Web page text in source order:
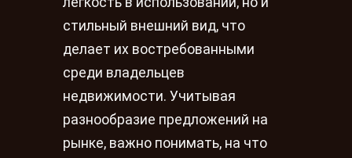
стильный внешний вид, что
делает их востребованными
среди владельцев
недвижимости. Учитывая
разнообразие предложений на
рынке, важно понимать, на что